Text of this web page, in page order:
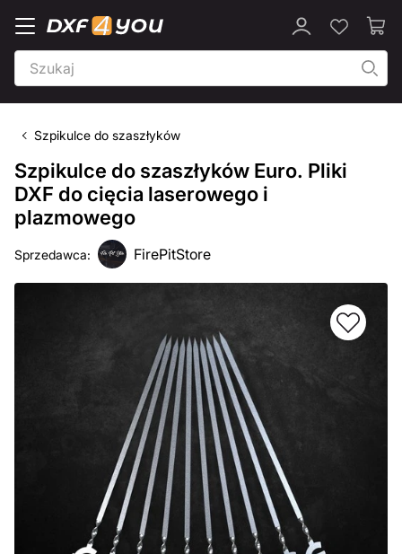
Szpikulce do szaszłyków
Szpikulce do szaszłyków Euro. Pliki
DXF do cięcia laserowego i
plazmowego
Sprzedawca: FirePitStore